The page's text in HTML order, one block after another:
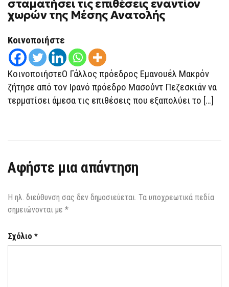
ΚΑΛΕΊ
ΤΟ
ΙΡΆΝ
ΕΝΑΝΤΊΟΝ
ΤΗΣ
ΜΈΣΗΣ
ΑΝΑΤΟΛΉΣ
σταματήσει τις επιθέσεις εναντίον
χωρών της Μέσης Ανατολής
Κοινοποιήστε
ΚοινοποιήστεΟ Γάλλος πρόεδρος Εμανουέλ Μακρόν
ζήτησε από τον Ιρανό πρόεδρο Μασούντ Πεζεσκιάν να
τερματίσει άμεσα τις επιθέσεις που εξαπολύει το […]
Αφήστε μια απάντηση
Η ηλ. διεύθυνση σας δεν δημοσιεύεται. Τα υποχρεωτικά πεδία
σημειώνονται με *
Σχόλιο *